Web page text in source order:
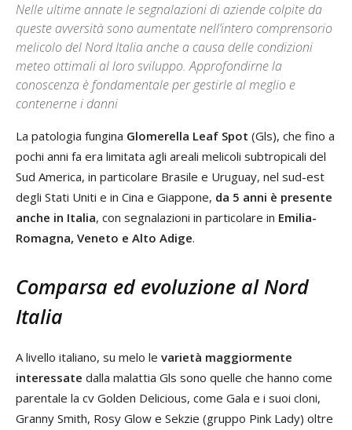
Nelle ultime annate le segnalazioni di aziende colpite da
queste avversità sono aumentate nell’intero comprensorio
melicolo del Nord Italia anche a causa delle condizioni
meteo ottimali al loro sviluppo. Approfondirne la
conoscenza è fondamentale per gestirle al meglio e
contenerne i danni
La patologia fungina Glomerella Leaf Spot (Gls), che fino a
pochi anni fa era limitata agli areali melicoli subtropicali del
Sud America, in particolare Brasile e Uruguay, nel sud-est
degli Stati Uniti e in Cina e Giappone, da 5 anni è presente
anche in Italia, con segnalazioni in particolare in Emilia-
Romagna, Veneto e Alto Adige.
Comparsa ed evoluzione al Nord
Italia
A livello italiano, su melo le varietà maggiormente
interessate dalla malattia Gls sono quelle che hanno come
parentale la cv Golden Delicious, come Gala e i suoi cloni,
Granny Smith, Rosy Glow e Sekzie (gruppo Pink Lady) oltre